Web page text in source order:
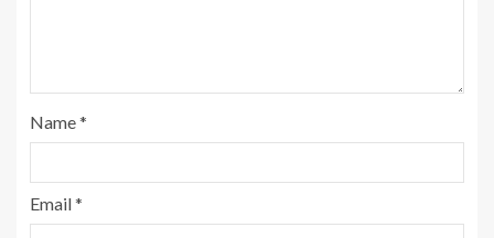
Name*
Email*